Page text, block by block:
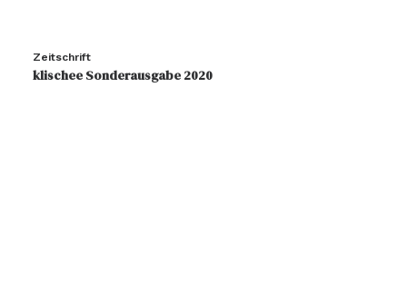
Zeitschrift
klischee Sonderausgabe 2020